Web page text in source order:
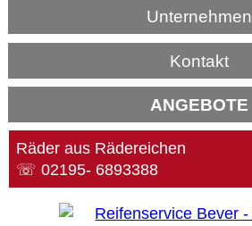
Unternehmen
Kontakt
ANGEBOTE
Räder aus Rädereichen
☏ 02195- 6893388